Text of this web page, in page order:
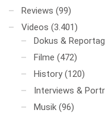
Reviews (99)
Videos (3.401)
Dokus &
Filme (472)
History (120)
Interviews &
Musik (96)